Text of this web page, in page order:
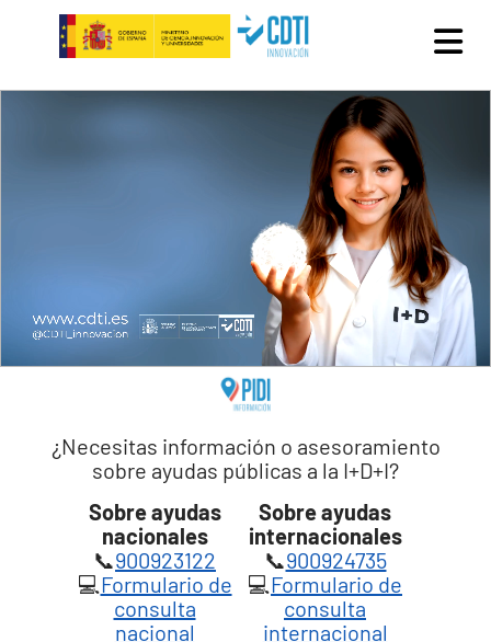
Pasar al contenido principal
¿Necesitas información o asesoramiento
sobre ayudas públicas a la I+D+I?
Sobre ayudas
nacionales
Sobre ayudas
internacionales
📞900923122 📞900924735
💻Formulario de
consulta
nacional
💻Formulario de
consulta
internacional